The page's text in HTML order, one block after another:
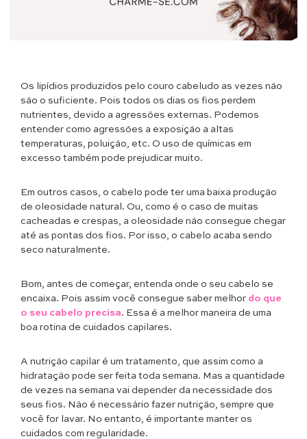
Os lipídios produzidos pelo couro cabeludo as vezes não
são o suficiente. Pois todos os dias os fios perdem
nutrientes, devido a agressões externas. Podemos
entender como agressões a exposição a altas
temperaturas, poluição, etc. O uso de químicas em
excesso também pode prejudicar muito.
Em outros casos, o cabelo pode ter uma baixa produção
de oleosidade natural. Ou, como é o caso de muitas
cacheadas e crespas, a oleosidade não consegue chegar
até as pontas dos fios. Por isso, o cabelo acaba sendo
seco naturalmente.
Bom, antes de começar, entenda onde o seu cabelo se
encaixa. Pois assim você consegue saber melhor do que
o seu cabelo precisa. Essa é a melhor maneira de uma
boa rotina de cuidados capilares.
A nutrição capilar é um tratamento, que assim como a
hidratação pode ser feita toda semana. Mas a quantidade
de vezes na semana vai depender da necessidade dos
seus fios. Não é necessário fazer nutrição, sempre que
você for lavar. No entanto, é importante manter os
cuidados com regularidade.